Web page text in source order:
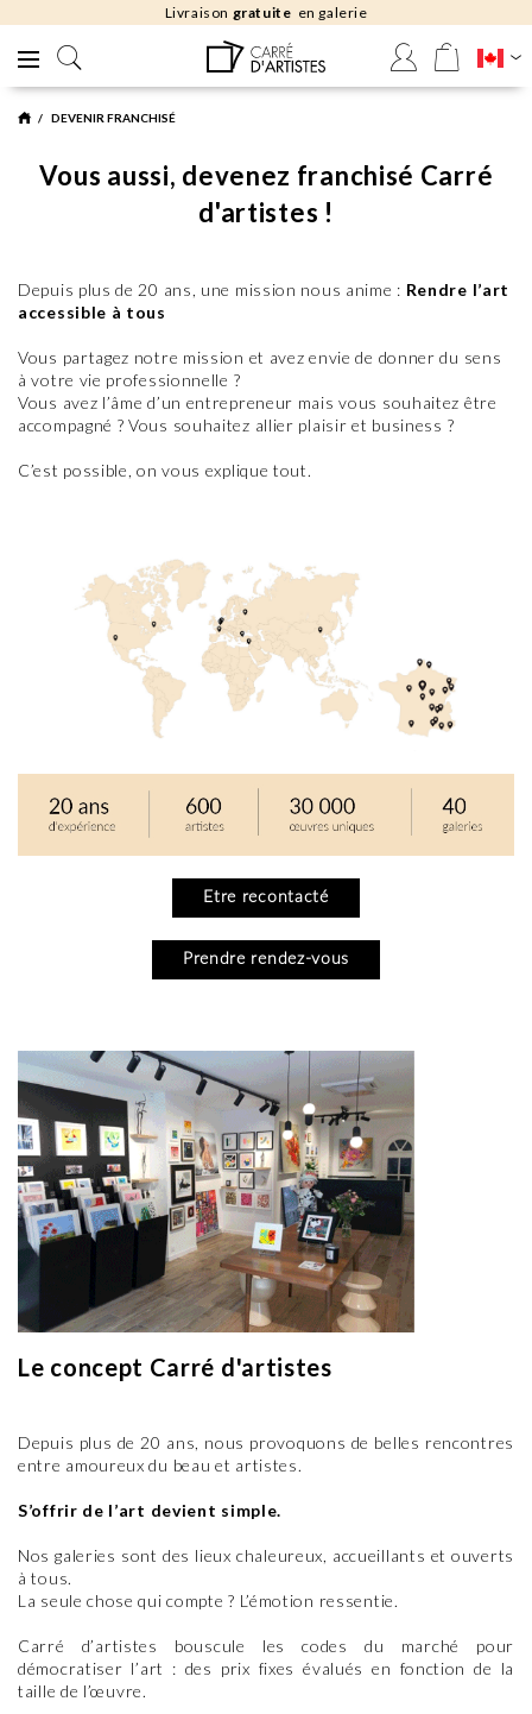
Livraison gratuite en galerie
DEVENIR FRANCHISÉ
Vous aussi, devenez franchisé Carré
d'artistes !
Depuis plus de 20 ans, une mission nous anime : Rendre l’art
accessible à tous
Vous partagez notre mission et avez envie de donner du sens
à votre vie professionnelle ?
Vous avez l’âme d’un entrepreneur mais vous souhaitez être
accompagné ? Vous souhaitez allier plaisir et business ?
C’est possible, on vous explique tout.
Etre recontacté
Prendre rendez-vous
Le concept Carré d'artistes
Depuis plus de 20 ans, nous provoquons de belles rencontres
entre amoureux du beau et artistes.
S’offrir de l’art devient simple.
Nos galeries sont des lieux chaleureux, accueillants et ouverts
à tous.
La seule chose qui compte ? L’émotion ressentie.
Carré d’artistes bouscule les codes du marché pour
démocratiser l’art : des prix fixes évalués en fonction de la
taille de l’œuvre.